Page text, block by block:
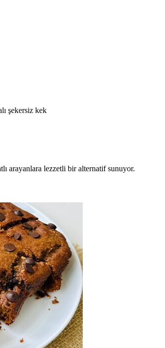
şekersiz kek
arayanlara lezzetli bir alternatif sunuyor.